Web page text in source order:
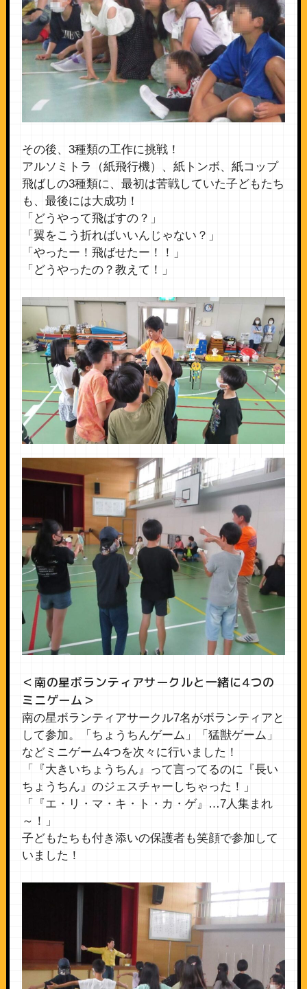
その後、3種類の工作に挑戦！
アルソミトラ（紙飛行機）、紙トンボ、紙コップ
飛ばしの3種類に、最初は苦戦していた子どもたち
も、最後には大成功！
「どうやって飛ばすの？」
「翼をこう折ればいいんじゃない？」
「やったー！飛ばせたー！！」
「どうやったの？教えて！」
＜南の星ボランティアサークルと一緒に4つの
ミニゲーム＞
南の星ボランティアサークル7名がボランティアと
して参加。「ちょうちんゲーム」「猛獣ゲーム」
などミニゲーム4つを次々に行いました！
「『大きいちょうちん』って言ってるのに『長い
ちょうちん』のジェスチャーしちゃった！」
「『エ・リ・マ・キ・ト・カ・ゲ』…7人集まれ
～！」
子どもたちも付き添いの保護者も笑顔で参加して
いました！